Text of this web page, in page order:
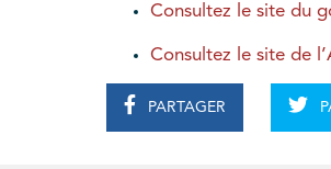
Consultez le site du
Consultez le site de
PARTAGER